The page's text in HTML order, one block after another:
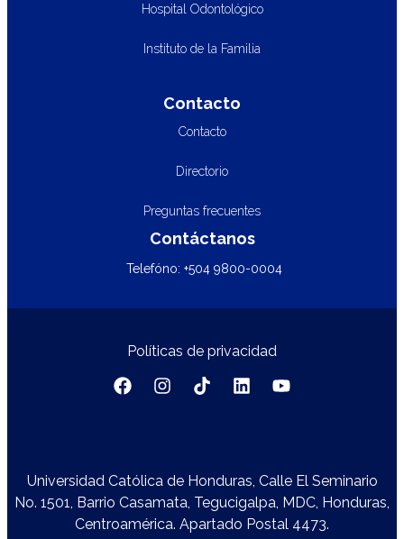
Hospital Odontológico
Instituto de la Familia
Contacto
Contacto
Directorio
Preguntas frecuentes
Contáctanos
Telefóno: +504 9800-0004
Políticas de privacidad
Universidad Católica de Honduras, Calle El Seminario
No. 1501, Barrio Casamata, Tegucigalpa, MDC, Honduras,
Centroamérica. Apartado Postal 4473.